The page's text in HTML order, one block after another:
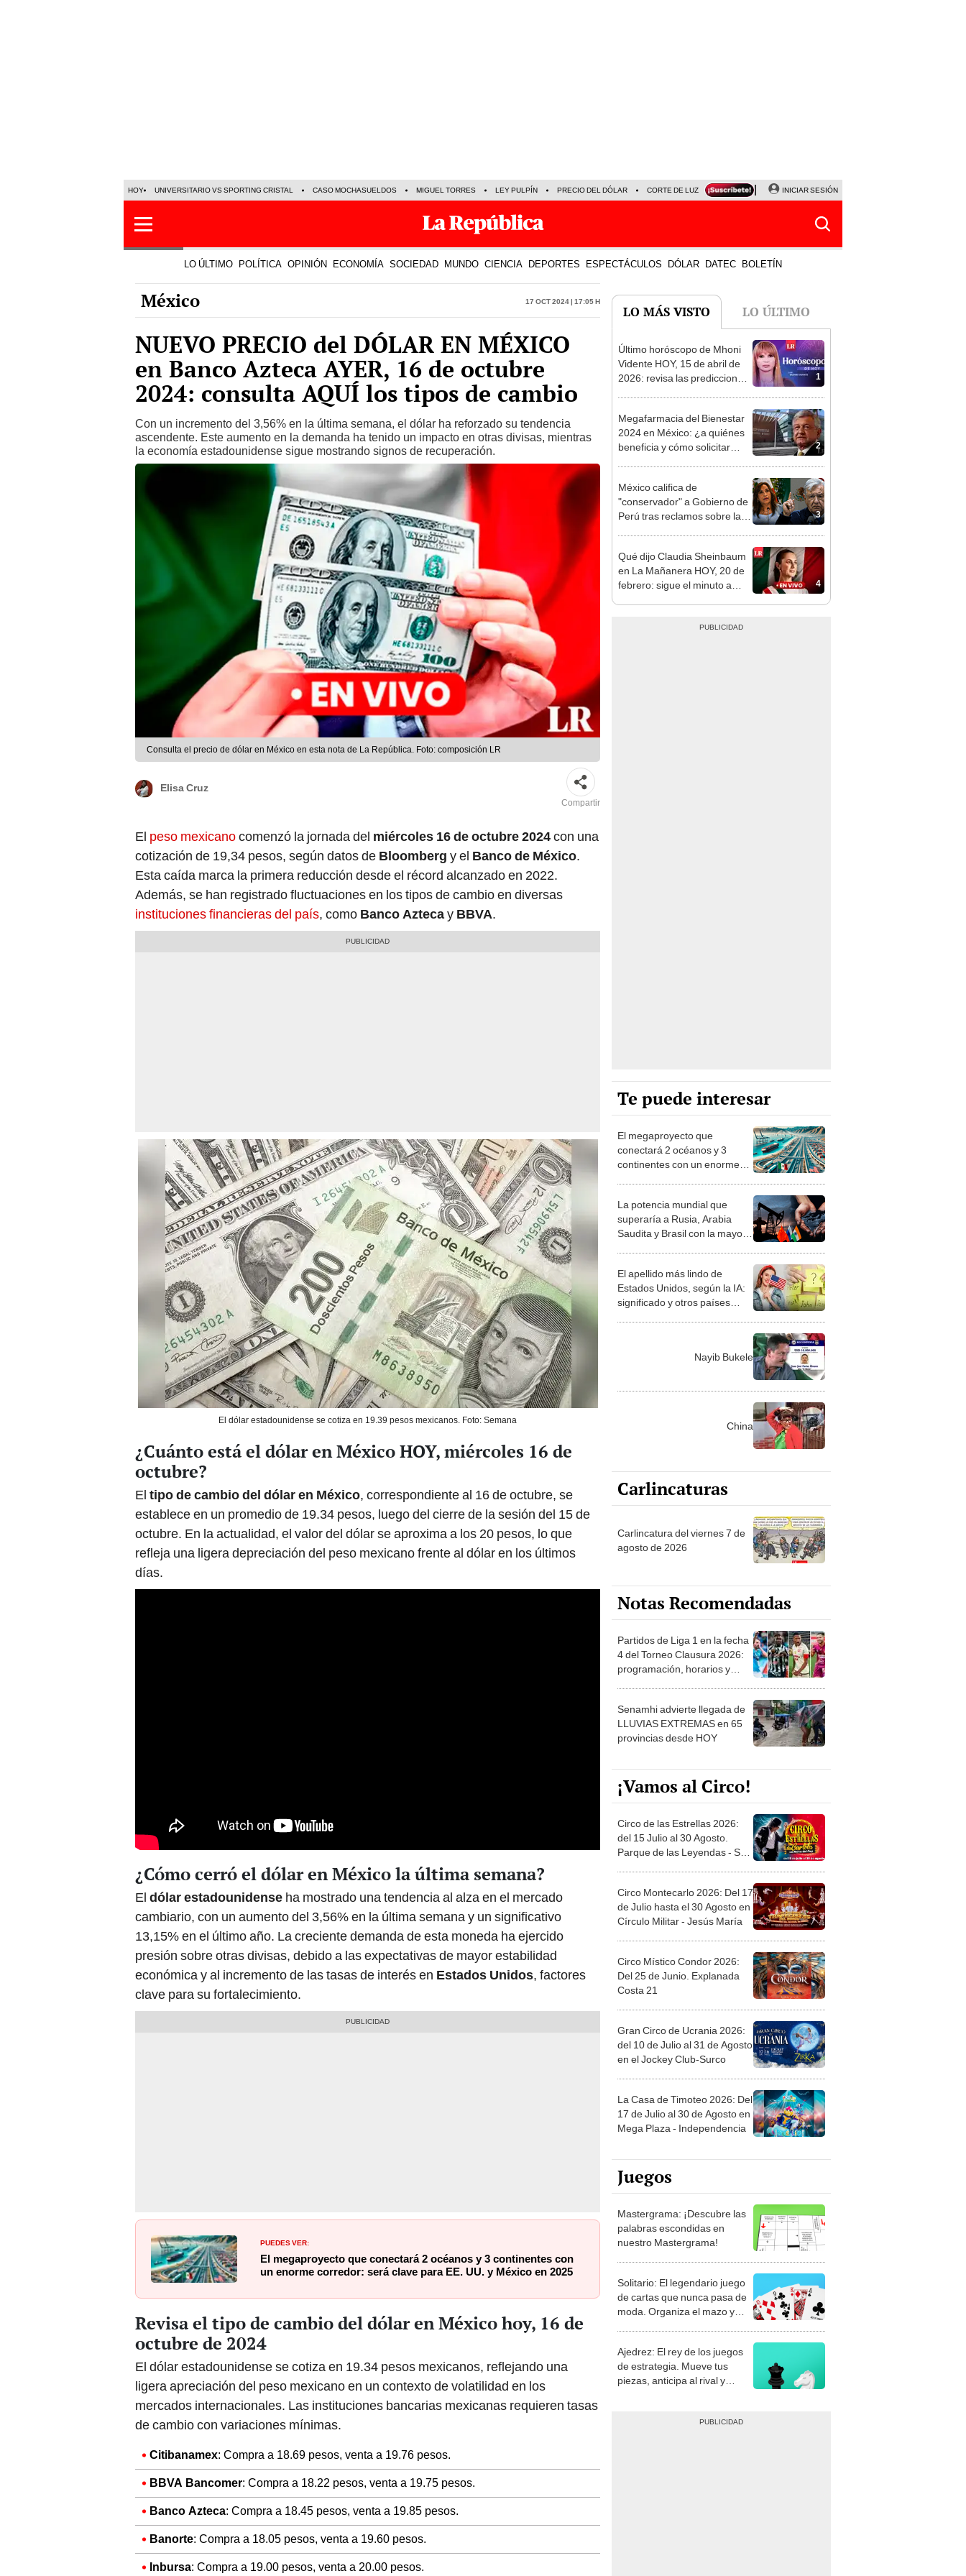
HOY UNIVERSITARIO VS SPORTING CRISTAL CASO MOCHASUELDOS MIGUEL TORRES LEY PULPÍN PRECIO DEL DÓLAR CORTE DE LUZ VIERNES 7 DE AGOSTO ALBERTO BENAVIDES
INICIAR SESIÓN
LO ÚLTIMO POLÍTICA OPINIÓN ECONOMÍA SOCIEDAD MUNDO CIENCIA DEPORTES ESPECTÁCULOS DÓLAR DATEC BOLETÍN
México 17 Oct 2024 | 17:05 h
NUEVO PRECIO del DÓLAR EN MÉXICO
en Banco Azteca AYER, 16 de octubre
2024: consulta AQUÍ los tipos de cambio
Con un incremento del 3,56% en la última semana, el dólar ha reforzado su tendencia
ascendente. Este aumento en la demanda ha tenido un impacto en otras divisas, mientras
la economía estadounidense sigue mostrando signos de recuperación.
Consulta el precio de dólar en México en esta nota de La República. Foto: composición LR
Elisa Cruz
Compartir
El peso mexicanocomenzó la jornada del miércoles 16 de octubre 2024con una
cotización de 19,34 pesos, según datos de Bloomberg y el Banco de México.
Esta caída marca la primera reducción desde el récord alcanzado en 2022.
Además, se han registrado fluctuaciones en los tipos de cambio en diversas
instituciones financieras del país, como Banco Aztecay BBVA.
El dólar estadounidense se cotiza en 19.39 pesos mexicanos. Foto: Semana
¿Cuánto está el dólar en México HOY, miércoles 16 de
octubre?
El tipo de cambio del dólar en México, correspondiente al 16 de octubre, se
establece en un promedio de 19.34 pesos, luego del cierre de la sesión del 15 de
octubre. En la actualidad, el valor del dólar se aproxima a los 20 pesos, lo que
refleja una ligera depreciación del peso mexicano frente al dólar en los últimos
días.
¿Cómo cerró el dólar en México la última semana?
El dólar estadounidense ha mostrado una tendencia al alza en el mercado
cambiario, con un aumento del 3,56% en la última semana y un significativo
13,15% en el último año. La creciente demanda de esta moneda ha ejercido
presión sobre otras divisas, debido a las expectativas de mayor estabilidad
económica y al incremento de las tasas de interés en Estados Unidos, factores
clave para su fortalecimiento.
PUEDES VER:
El megaproyecto que conectará 2 océanos y 3 continentes con
un enorme corredor: será clave para EE. UU. y México en 2025
Revisa el tipo de cambio del dólar en México hoy, 16 de
octubre de 2024
El dólar estadounidense se cotiza en 19.34 pesos mexicanos, reflejando una
ligera apreciación del peso mexicano en un contexto de volatilidad en los
mercados internacionales. Las instituciones bancarias mexicanas requieren tasas
de cambio con variaciones mínimas.
Citibanamex: Compra a 18.69 pesos, venta a 19.76 pesos.
BBVA Bancomer: Compra a 18.22 pesos, venta a 19.75 pesos.
Banco Azteca: Compra a 18.45 pesos, venta a 19.85 pesos.
Banorte: Compra a 18.05 pesos, venta a 19.60 pesos.
Inbursa: Compra a 19.00 pesos, venta a 20.00 pesos.
LO MÁS VISTO LO ÚLTIMO
1
Último horóscopo de Mhoni
Vidente HOY, 15 de abril de
2026: revisa las predicciones
2
Megafarmacia del Bienestar
2024 en México: ¿a quiénes
beneficia y cómo solicitar
3
México califica de
"conservador" a Gobierno de
Perú tras reclamos sobre la
4
Qué dijo Claudia Sheinbaum
en La Mañanera HOY, 20 de
febrero: sigue el minuto a
Te puede interesar
El megaproyecto que
conectará 2 océanos y 3
continentes con un enorme
La potencia mundial que
superaría a Rusia, Arabia
Saudita y Brasil con la mayor
El apellido más lindo de
Estados Unidos, según la IA:
significado y otros países
Nayib Bukele
China
Carlincaturas
Carlincatura del viernes 7 de
agosto de 2026
Notas Recomendadas
Partidos de Liga 1 en la fecha
4 del Torneo Clausura 2026:
programación, horarios y
Senamhi advierte llegada de
LLUVIAS EXTREMAS en 65
provincias desde HOY
¡Vamos al Circo!
Circo de las Estrellas 2026:
del 15 Julio al 30 Agosto.
Parque de las Leyendas - San
Circo Montecarlo 2026: Del 17
de Julio hasta el 30 Agosto en
Círculo Militar - Jesús María
Circo Místico Condor 2026:
Del 25 de Junio. Explanada
Costa 21
Gran Circo de Ucrania 2026:
del 10 de Julio al 31 de Agosto
en el Jockey Club-Surco
La Casa de Timoteo 2026: Del
17 de Julio al 30 de Agosto en
Mega Plaza - Independencia
Juegos
Mastergrama: ¡Descubre las
palabras escondidas en
nuestro Mastergrama!
Solitario: El legendario juego
de cartas que nunca pasa de
moda. Organiza el mazo y
Ajedrez: El rey de los juegos
de estrategia. Mueve tus
piezas, anticipa al rival y